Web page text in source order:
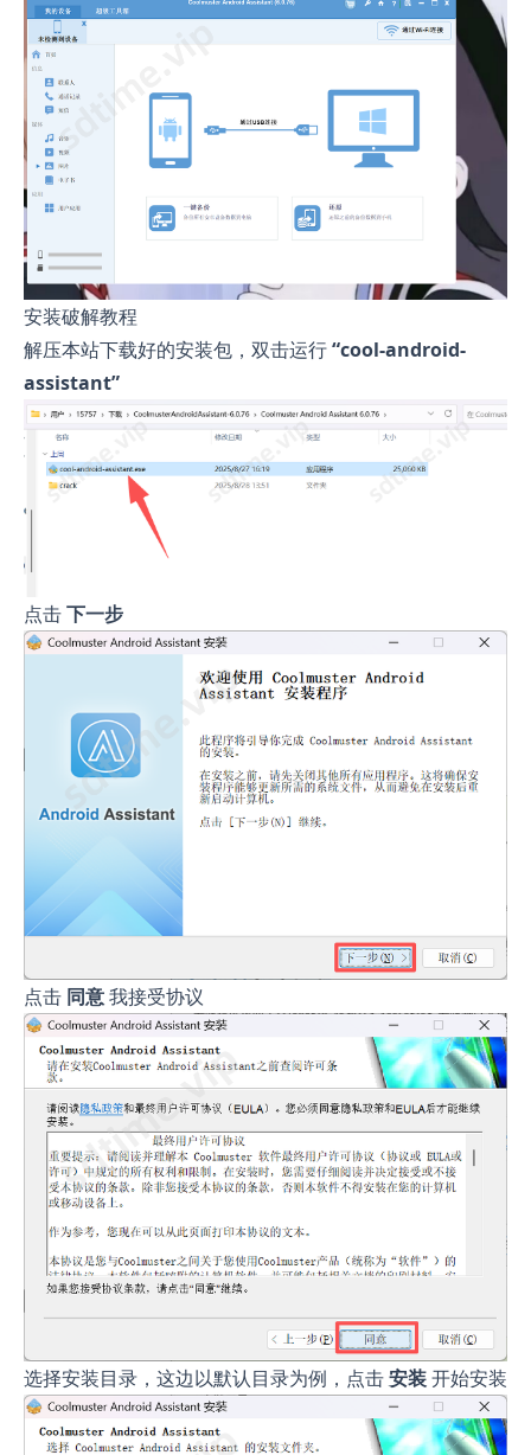
安装破解教程
解压本站下载好的安装包，双击运行“cool-android-
assistant”
点击下一步
点击 同意我接受协议
选择安装目录，这边以默认目录为例，点击安装开始安装